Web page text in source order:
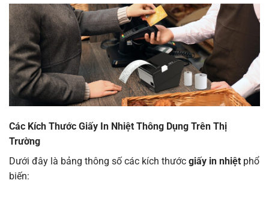
Các Kích Thước Giấy In Nhiệt Thông Dụng Trên Thị
Trường
Dưới đây là bảng thông số các kích thước giấy in nhiệt phổ
biến: